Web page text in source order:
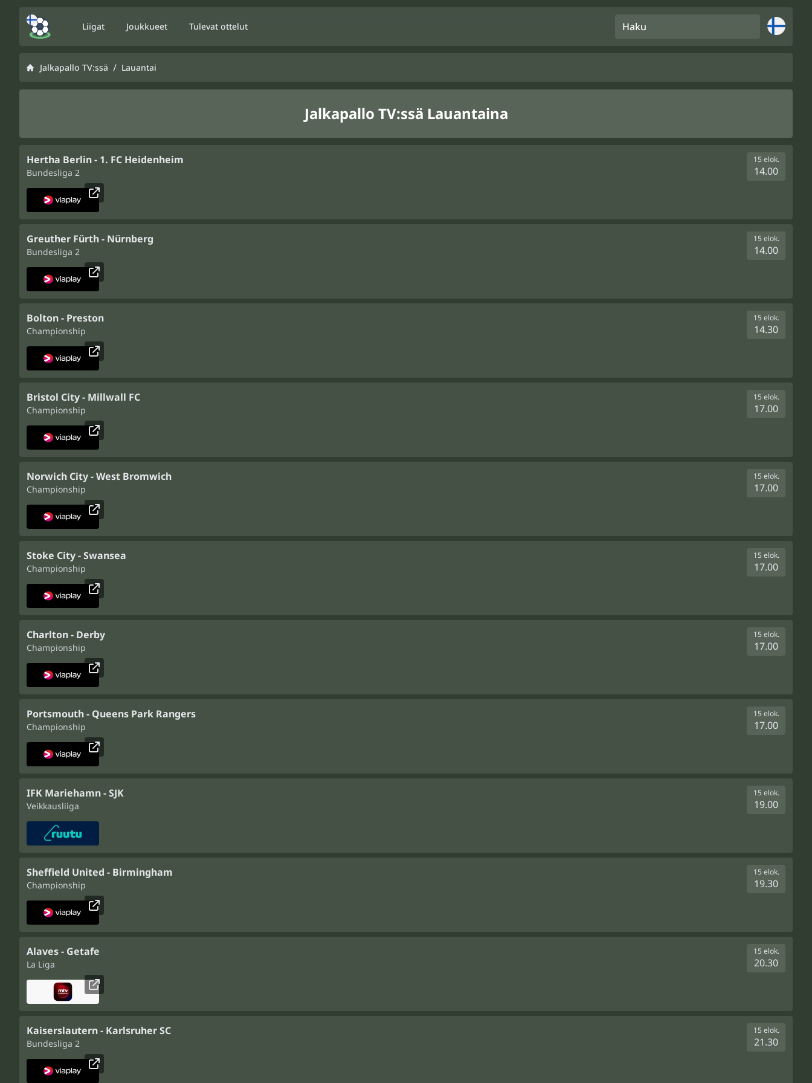
Liigat Joukkueet Tulevat ottelut Haku
Jalkapallo TV:ssä / Lauantai
Jalkapallo TV:ssä Lauantaina
Hertha Berlin - 1. FC Heidenheim
Bundesliga 2
15 elok.
14.00
Greuther Fürth - Nürnberg
Bundesliga 2
15 elok.
14.00
Bolton - Preston
Championship
15 elok.
14.30
Bristol City - Millwall FC
Championship
15 elok.
17.00
Norwich City - West Bromwich
Championship
15 elok.
17.00
Stoke City - Swansea
Championship
15 elok.
17.00
Charlton - Derby
Championship
15 elok.
17.00
Portsmouth - Queens Park Rangers
Championship
15 elok.
17.00
IFK Mariehamn - SJK
Veikkausliiga
15 elok.
19.00
Sheffield United - Birmingham
Championship
15 elok.
19.30
Alaves - Getafe
La Liga
15 elok.
20.30
Kaiserslautern - Karlsruher SC
Bundesliga 2
15 elok.
21.30